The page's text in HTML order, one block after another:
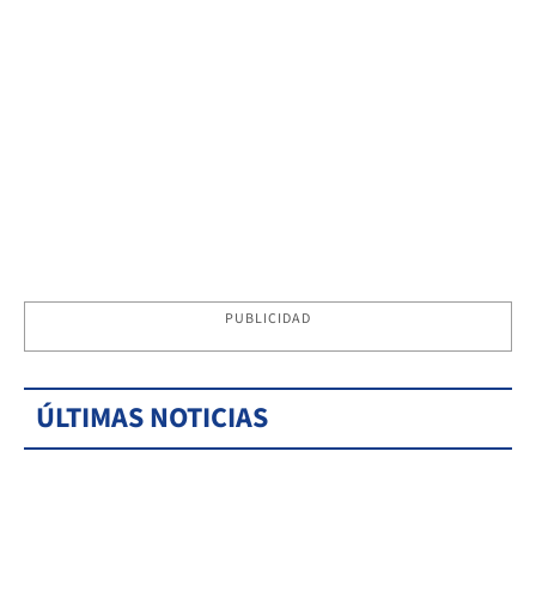
PUBLICIDAD
ÚLTIMAS NOTICIAS